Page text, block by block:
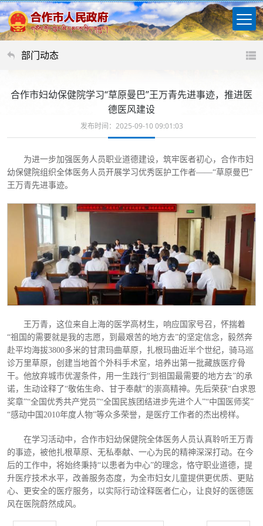
部门动态
合作市妇幼保健院学习“草原曼巴”王万青先进事迹，推进医
德医风建设
发布时间：2025-09-10 09:01:03
为进一步加强医务人员职业道德建设，筑牢医者初心，合作市妇
幼保健院组织全体医务人员开展学习优秀医护工作者——“草原曼巴”
王万青先进事迹。
王万青，这位来自上海的医学高材生，响应国家号召，怀揣着
“祖国的需要就是我的志愿，到最艰苦的地方去”的坚定信念，毅然奔
赴平均海拔3800多米的甘肃玛曲草原，扎根玛曲近半个世纪，骑马巡
诊万里草原，创建当地首个外科手术室，培养出第一批藏族医疗骨
干。他放弃城市优渥条件，用一生践行“到祖国最需要的地方去”的承
诺，生动诠释了“敬佑生命、甘于奉献”的崇高精神。先后荣获“白求恩
奖章”“全国优秀共产党员”“全国民族团结进步先进个人”“中国医师奖”
“感动中国2010年度人物”等众多荣誉，是医疗工作者的杰出榜样。
在学习活动中，合作市妇幼保健院全体医务人员认真聆听王万青
的事迹，被他扎根草原、无私奉献、一心为民的精神深深打动。在今
后的工作中，将始终秉持“以患者为中心”的理念，恪守职业道德，提
升医疗技术水平，改善服务态度，为全市妇女儿童提供更优质、更贴
心、更安全的医疗服务，以实际行动诠释医者仁心，让良好的医德医
风在医院蔚然成风。